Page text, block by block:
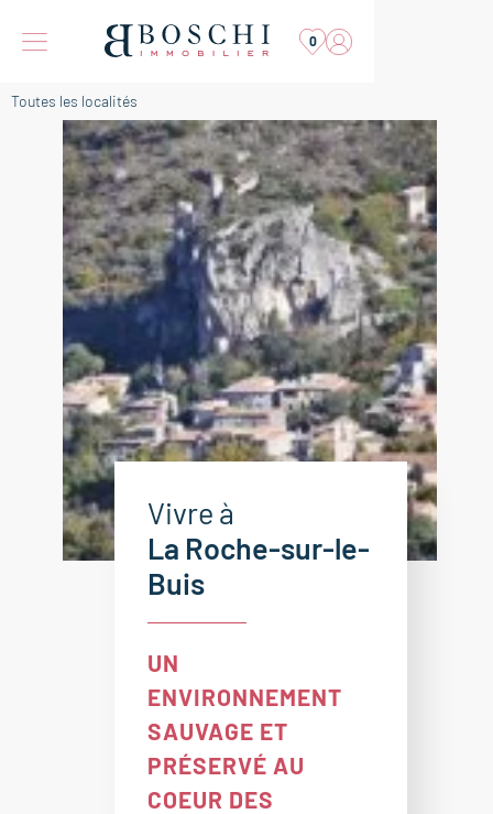
0
Toutes les localités
Vivre à
La Roche-sur-le-
Buis
UN
ENVIRONNEMENT
SAUVAGE ET
PRÉSERVÉ AU
COEUR DES